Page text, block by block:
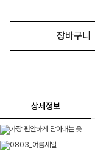
장바구니
상세정보